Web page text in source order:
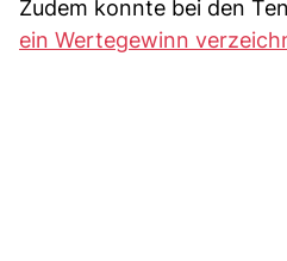
Zudem konnte bei den
ein Wertegewinn